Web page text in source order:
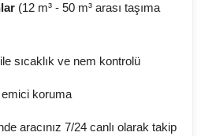
(12 m³ - 50 m³ arası taşıma
ile sıcaklık ve nem kontrolü
emici koruma
aracınız 7/24 canlı olarak takip